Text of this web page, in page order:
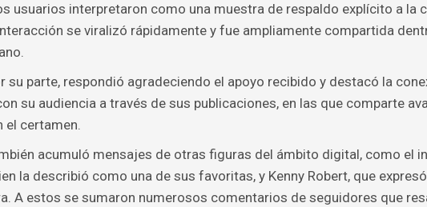
usuarios interpretaron como una muestra de respaldo explícito a la
se viralizó rápidamente y fue ampliamente compartida
su parte, respondió agradeciendo el apoyo recibido y destacó la
su audiencia a través de sus publicaciones, en las que comparte
el certamen.
acumuló mensajes de otras figuras del ámbito digital, como el
la describió como una de sus favoritas, y Kenny Robert, que
A estos se sumaron numerosos comentarios de seguidores que